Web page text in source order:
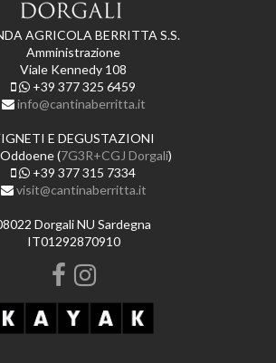
AGRICOLA BERRITTA S.S.
Amministrazione
Viale Kennedy 108
+39 377 325 6459
info@cantinaberritta.it
E DEGUSTAZIONI
(7G3R+CGJ Dorgali)
+39 377 315 7334
visit@cantinaberritta.it
Dorgali NU Sardegna
IT01292870910